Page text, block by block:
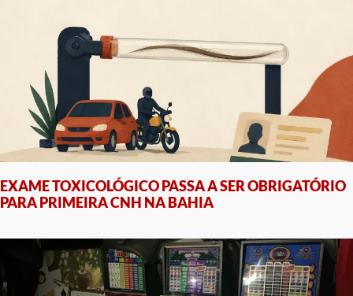
EXAME TOXICOLÓGICO PASSA A SER OBRIGATÓRIO
PARA PRIMEIRA CNH NA BAHIA